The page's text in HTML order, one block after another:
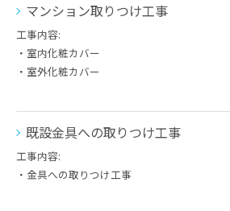
マンション取りつけ工事
工事内容:
・室内化粧カバー
・室外化粧カバー
既設金具への取りつけ工事
工事内容:
・金具への取りつけ工事